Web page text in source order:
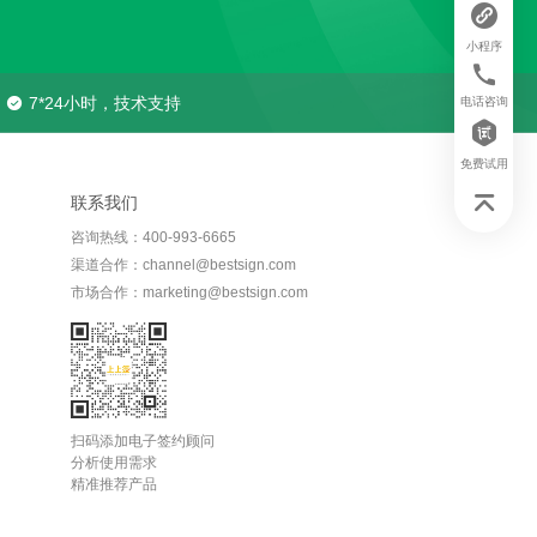
7*24小时，技术支持
联系我们
咨询热线：400-993-6665
渠道合作：channel@bestsign.com
市场合作：marketing@bestsign.com
扫码添加电子签约顾问
分析使用需求
精准推荐产品
小程序
电话咨询
免费试用